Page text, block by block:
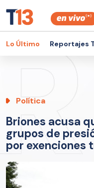
Lo Último Reportajes
Política
Briones acusa
grupos de
por exenciones